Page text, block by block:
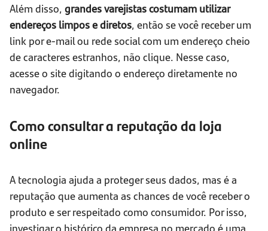
Além disso, grandes varejistas costumam utilizar
endereços limpos e diretos, então se você receber um
link por e-mail ou rede social com um endereço cheio
de caracteres estranhos, não clique. Nesse caso,
acesse o site digitando o endereço diretamente no
navegador.
Como consultar a reputação da loja
online
A tecnologia ajuda a proteger seus dados, mas é a
reputação que aumenta as chances de você receber o
produto e ser respeitado como consumidor. Por isso,
investigar o histórico da empresa no mercado é uma